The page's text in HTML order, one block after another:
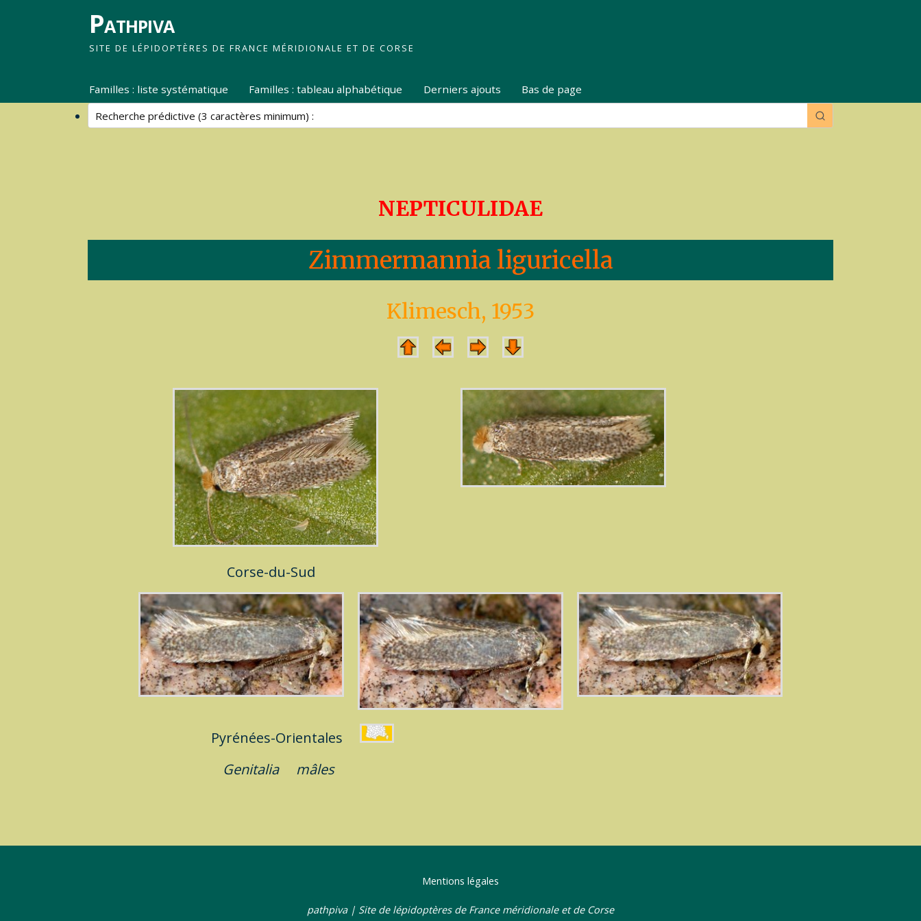
Pathpiva
SITE DE LÉPIDOPTÈRES DE FRANCE MÉRIDIONALE ET DE CORSE
Familles : liste systématique Familles : tableau alphabétique Derniers ajouts Bas de page
NEPTICULIDAE
Zimmermannia liguricella
Klimesch, 1953
Corse-du-Sud
Pyrénées-Orientales
Genitalia mâles
Mentions légales
pathpiva | Site de lépidoptères de France méridionale et de Corse